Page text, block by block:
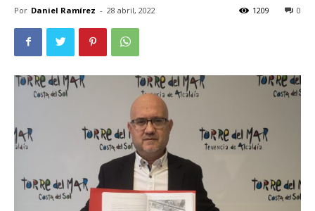
Por Daniel Ramírez - 28 abril, 2022 0
1209